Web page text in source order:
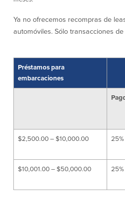
BayCoast Insurance
Cuenta Abierta
Donaciones y
patrocinios
Preguntas frecuentes
Ya no ofrecemos recompras de
automóviles. Sólo transacciones
Préstamos para
embarcaciones
$2,500.00 – $10,000.00 25%
$10,001.00 – $50,000.00 25%